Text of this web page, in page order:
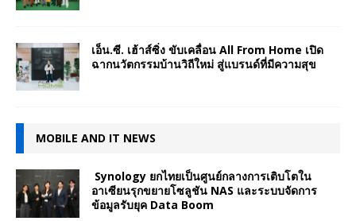
เอ็น.ซี. เฮ้าส์ซิ่ง ขับเคลื่อน All From Home เปิด
ฉากนวัตกรรมบ้านวิถีใหม่ สู่แบรนด์ที่มีความสุข
MOBILE AND IT NEWS
Synology ยกไทยเป็นศูนย์กลางการเติบโตใน
อาเซียนรุกขยายโซลูชัน NAS และระบบจัดการ
ข้อมูลรับยุค Data Boom